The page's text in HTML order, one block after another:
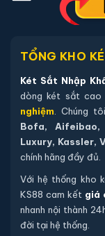
thể qua xem
nhập khẩu 88
tới quý khách
Sản phẩm
Khám phá thêm
sánh kích thước,
hàng.
TỔNG KHO
Két Sắt Nhập
dòng két sắt
nghiệm . Chúng
Bofa,
Luxury, Kassler,
chính hãng đầy đủ.
Với hệ thống kho
KS88 cam kết giá
nhanh nội thành
đời tại hệ thống.